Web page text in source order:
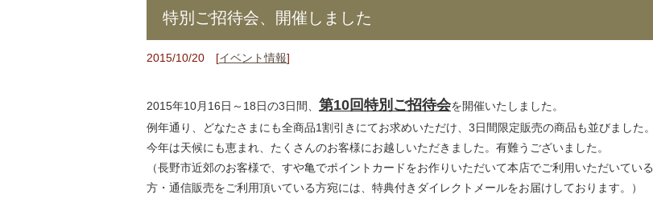
特別ご招待会、開催しました
2015/10/20 [イベント情報]
2015年10月16日～18日の3日間、 第10回特別ご招待会を開催いたしました。
例年通り、どなたさまにも全商品1割引きにてお求めいただけ、3日間限定販売の商品も並びました。
今年は天候にも恵まれ、たくさんのお客様にお越しいただきました。有難うございました。
（長野市近郊のお客様で、すや亀でポイントカードをお作りいただいて本店でご利用いただいている
方・通信販売をご利用頂いている方宛には、特典付きダイレクトメールをお届けしております。）